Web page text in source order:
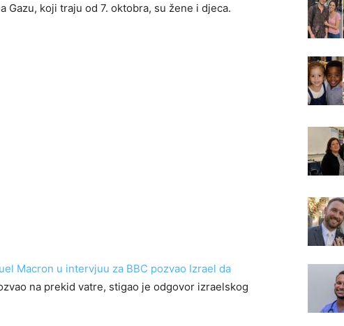
Gazu, koji traju od 7. oktobra, su žene i djeca.
Macron u intervjuu za BBC pozvao Izrael da
na prekid vatre, stigao je odgovor izraelskog